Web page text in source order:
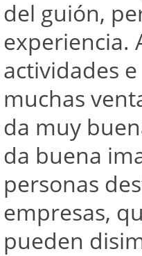
del guión,
experiencia.
actividades
muchas
da muy
da buena
personas
empresas,
pueden